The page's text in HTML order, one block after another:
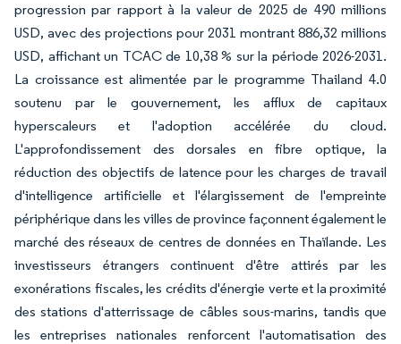
progression par rapport à la valeur de 2025 de 490 millions
USD, avec des projections pour 2031 montrant 886,32 millions
USD, affichant un TCAC de 10,38 % sur la période 2026-2031.
La croissance est alimentée par le programme Thailand 4.0
soutenu par le gouvernement, les afflux de capitaux
hyperscaleurs et l'adoption accélérée du cloud.
L'approfondissement des dorsales en fibre optique, la
réduction des objectifs de latence pour les charges de travail
d'intelligence artificielle et l'élargissement de l'empreinte
périphérique dans les villes de province façonnent également le
marché des réseaux de centres de données en Thaïlande. Les
investisseurs étrangers continuent d'être attirés par les
exonérations fiscales, les crédits d'énergie verte et la proximité
des stations d'atterrissage de câbles sous-marins, tandis que
les entreprises nationales renforcent l'automatisation des